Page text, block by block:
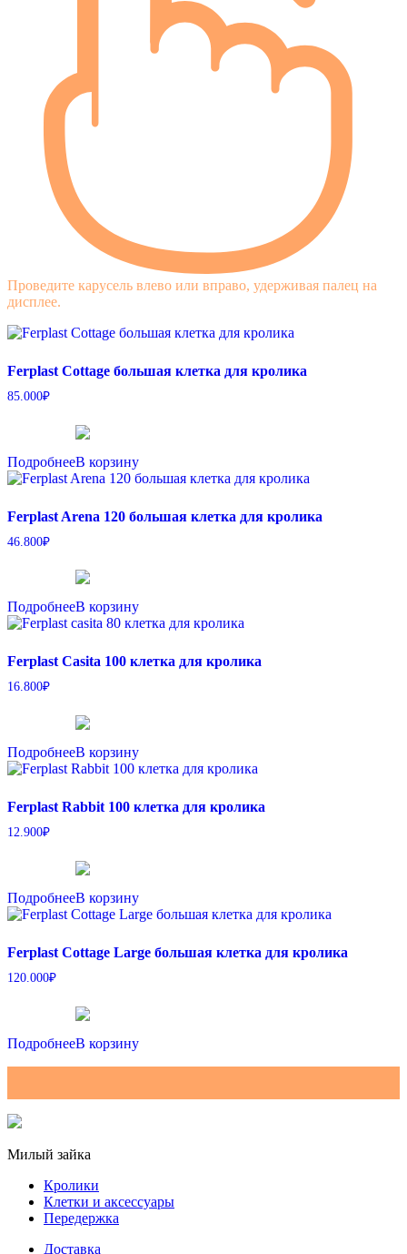
Проведите карусель влево или вправо, удерживая палец на
дисплее.
Ferplast Cottage большая клетка для кролика
85.000₽
ПодробнееВ корзину
Ferplast Arena 120 большая клетка для кролика
46.800₽
ПодробнееВ корзину
Ferplast Casita 100 клетка для кролика
16.800₽
ПодробнееВ корзину
Ferplast Rabbit 100 клетка для кролика
12.900₽
ПодробнееВ корзину
Ferplast Cottage Large большая клетка для кролика
120.000₽
ПодробнееВ корзину
Милый зайка
Кролики
Клетки и аксессуары
Передержка
Доставка